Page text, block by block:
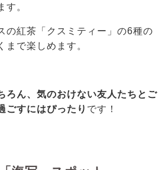
す。
の紅茶「クスミティー」の6種の
まで楽しめます。
ろん、気のおけない友人たちとご
ごすにはぴったり です！